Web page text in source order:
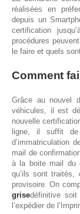
réalisées en
depuis un
certification
procédures
le faire et quels
Comment
Grâce au nouvel
véhicules, il est
nouvelle
ligne, il suffit
d’immatriculation
mail de
à la boite mail du
qu’ils sont traités,
provisoire. On
grisedéfinitive soit
l’expédier de